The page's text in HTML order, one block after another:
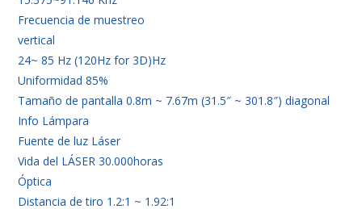
Frecuencia de muestreo
vertical
24~ 85 Hz (120Hz for 3D)Hz
Uniformidad 85%
Tamaño de pantalla 0.8m ~ 7.67m (31.5″ ~ 301.8″) diagonal
Info Lámpara
Fuente de luz Láser
Vida del LÁSER 30.000horas
Óptica
Distancia de tiro 1.2:1 ~ 1.92:1